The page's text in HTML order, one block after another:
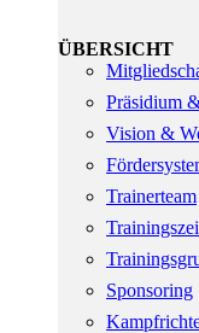
ÜBERSICHT
Präsidium
Vision &
Trainerteam
Sponsoring